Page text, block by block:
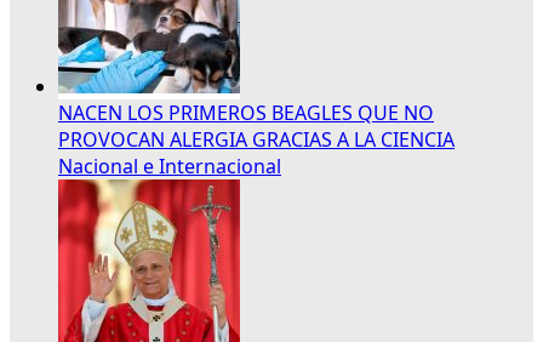
NACEN LOS PRIMEROS BEAGLES QUE NO
PROVOCAN ALERGIA GRACIAS A LA CIENCIA
Nacional e Internacional